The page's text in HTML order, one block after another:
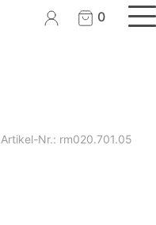
0
Artikel-Nr.: rm020.701.05